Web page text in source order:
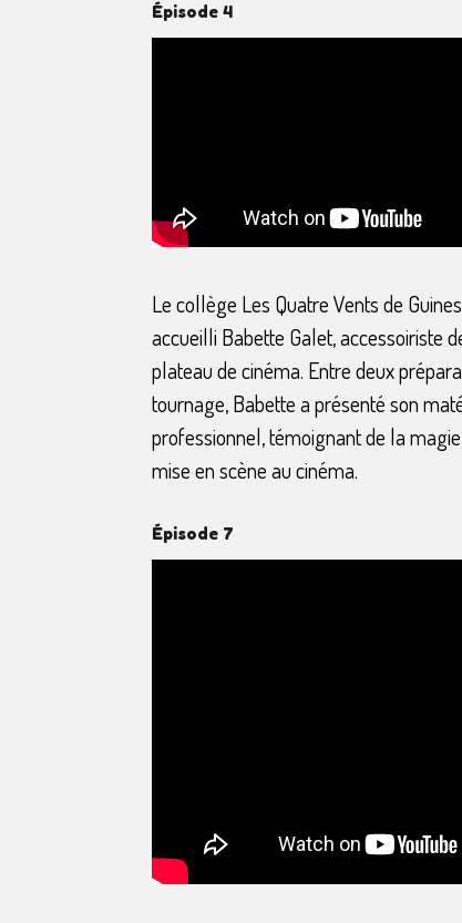
Épisode 4
Le collège Les Quatre Vents de
accueilli Babette Galet, accessoiriste
plateau de cinéma. Entre deux
tournage, Babette a présenté son
professionnel, témoignant de la
mise en scène au cinéma.
Épisode 7